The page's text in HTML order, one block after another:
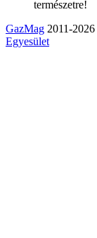
természetre!
GazMag 2011-2026
Egyesület